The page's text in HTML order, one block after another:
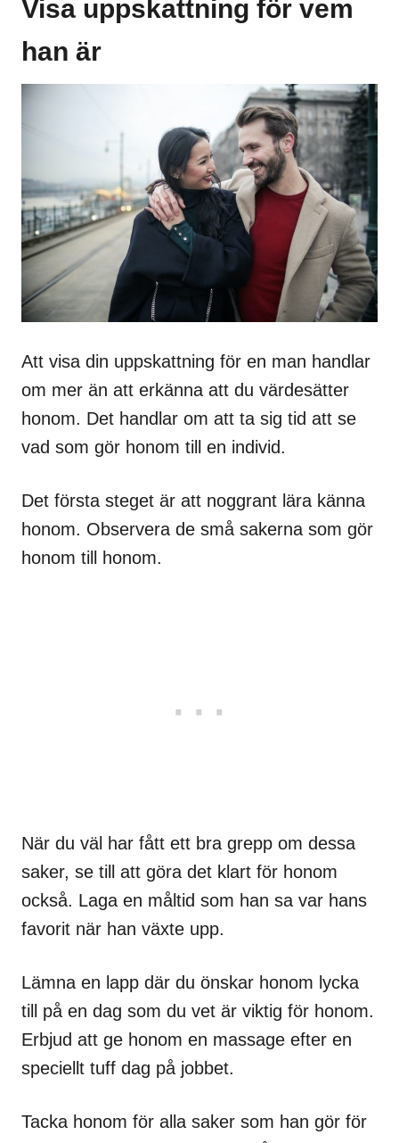
Visa uppskattning för vem
han är
Att visa din uppskattning för en man handlar
om mer än att erkänna att du värdesätter
honom. Det handlar om att ta sig tid att se
vad som gör honom till en individ.
Det första steget är att noggrant lära känna
honom. Observera de små sakerna som gör
honom till honom.
När du väl har fått ett bra grepp om dessa
saker, se till att göra det klart för honom
också. Laga en måltid som han sa var hans
favorit när han växte upp.
Lämna en lapp där du önskar honom lycka
till på en dag som du vet är viktig för honom.
Erbjud att ge honom en massage efter en
speciellt tuff dag på jobbet.
Tacka honom för alla saker som han gör för